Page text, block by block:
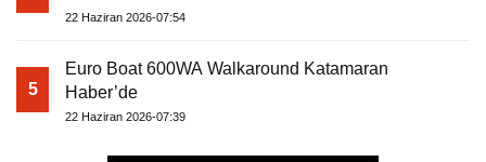
22 Haziran 2026-07:54
5
Euro Boat 600WA Walkaround Katamaran
Haber’de
22 Haziran 2026-07:39